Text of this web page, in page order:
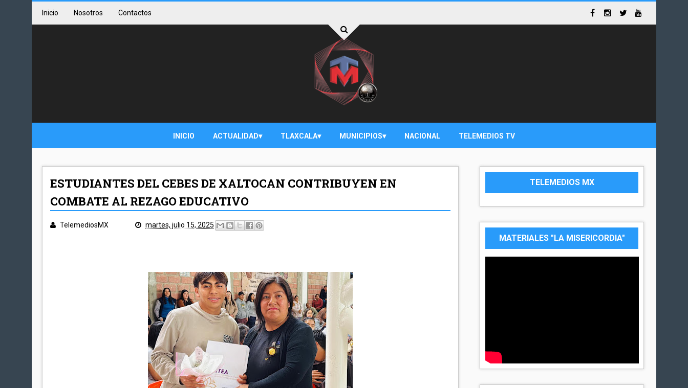
Inicio Nosotros Contactos
INICIO ACTUALIDAD TLAXCALA MUNICIPIOS NACIONAL TELEMEDIOS TV
ESTUDIANTES DEL CEBES DE XALTOCAN CONTRIBUYEN EN
COMBATE AL REZAGO EDUCATIVO
TelemediosMX martes, julio 15, 2025
TELEMEDIOS MX
MATERIALES "LA MISERICORDIA"